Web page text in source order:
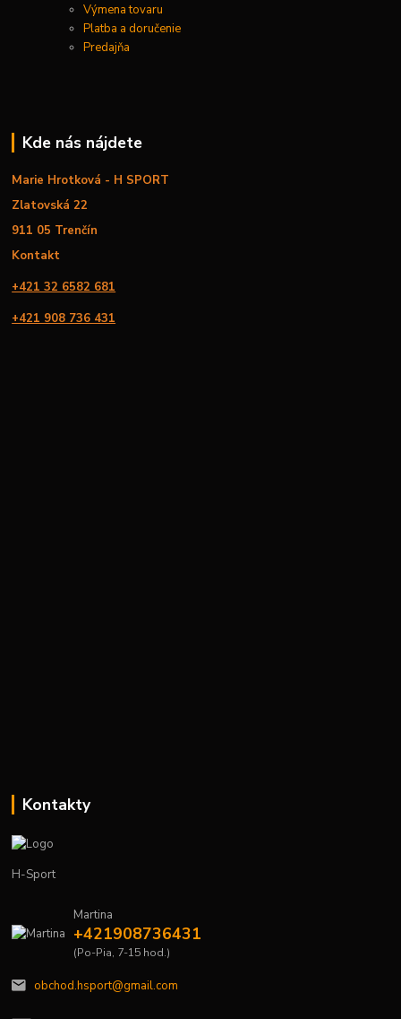
Výmena tovaru
Platba a doručenie
Predajňa
Kde nás nájdete
Marie Hrotková - H SPORT
Zlatovská 22
911 05 Trenčín
Kontakt
+421 32 6582 681
+421 908 736 431
Kontakty
H-Sport
Martina
+421908736431
(Po-Pia, 7-15 hod.)
obchod.hsport@gmail.com